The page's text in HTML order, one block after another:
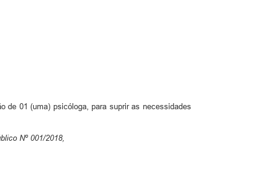
de 01 (uma) psicóloga, para suprir as necessidades
Nº 001/2018,